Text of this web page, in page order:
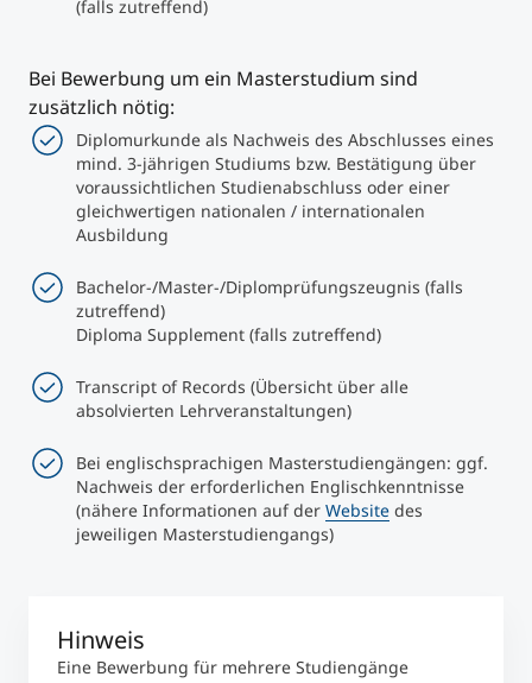
(falls zutreffend)
Bei Bewerbung um ein Masterstudium sind
zusätzlich nötig:
Diplomurkunde als Nachweis des Abschlusses eines
mind. 3-jährigen Studiums bzw. Bestätigung über
voraussichtlichen Studienabschluss oder einer
gleichwertigen nationalen / internationalen
Ausbildung
Bachelor-/Master-/Diplomprüfungszeugnis (falls
zutreffend)
Diploma Supplement (falls zutreffend)
Transcript of Records (Übersicht über alle
absolvierten Lehrveranstaltungen)
Bei englischsprachigen Masterstudiengängen: ggf.
Nachweis der erforderlichen Englischkenntnisse
(nähere Informationen auf der Website des
jeweiligen Masterstudiengangs)
Hinweis
Eine Bewerbung für mehrere Studiengänge